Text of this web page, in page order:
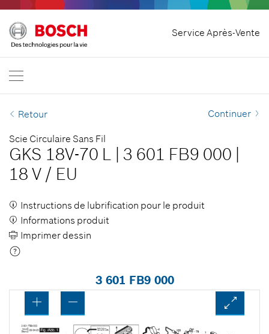
Service Après-Vente
Rétracter le contrat
Bosch Professional
Nous contacter
Retour Continuer
Scie Circulaire Sans Fil
GKS 18V-70 L 3 601 FB9 000
18 V / EU
Instructions de lubrification pour le produit
Informations produit
Imprimer dessin
3 601 FB9 000